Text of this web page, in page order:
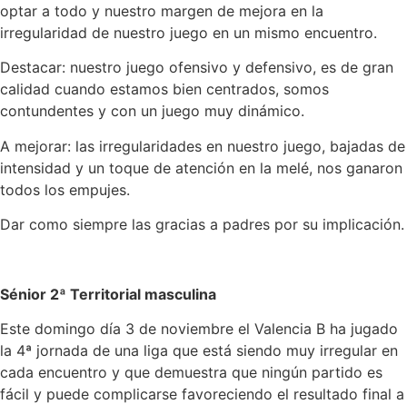
optar a todo y nuestro margen de mejora en la
irregularidad de nuestro juego en un mismo encuentro.
Destacar: nuestro juego ofensivo y defensivo, es de gran
calidad cuando estamos bien centrados, somos
contundentes y con un juego muy dinámico.
A mejorar: las irregularidades en nuestro juego, bajadas de
intensidad y un toque de atención en la melé, nos ganaron
todos los empujes.
Dar como siempre las gracias a padres por su implicación.
Sénior 2ª Territorial masculina
Este domingo día 3 de noviembre el Valencia B ha jugado
la 4ª jornada de una liga que está siendo muy irregular en
cada encuentro y que demuestra que ningún partido es
fácil y puede complicarse favoreciendo el resultado final a